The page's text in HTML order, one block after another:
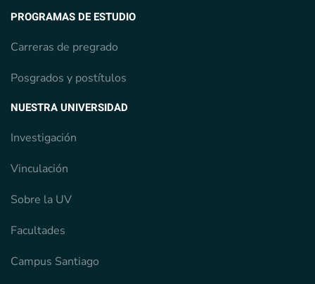
PROGRAMAS DE ESTUDIO
Carreras de pregrado
Posgrados y postítulos
NUESTRA UNIVERSIDAD
Investigación
Vinculación
Sobre la UV
Facultades
Campus Santiago